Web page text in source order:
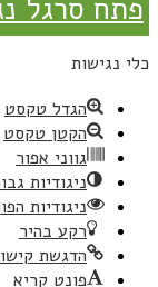
פתח סרגל
כלי נגישות
הגדל טקסט
הקטן טקסט
גווני אפור
ניגודיות
ניגודיות
רקע בהיר
הדגשת
פונט קריא